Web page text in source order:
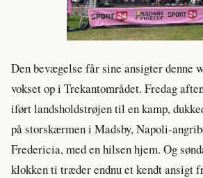
Den bevægelse får sine ansigter denne
vokset op i Trekantområdet. Fredag
iført landsholdstrøjen til en kamp,
på storskærmen i Madsby, Napoli-
Fredericia, med en hilsen hjem. Og
klokken ti træder endnu et kendt ansigt